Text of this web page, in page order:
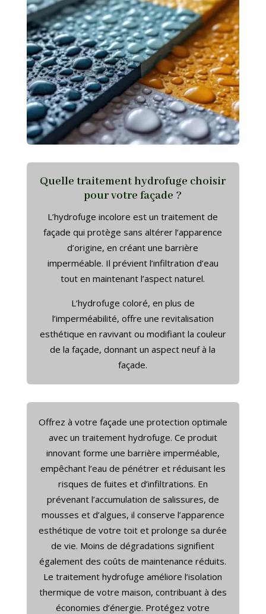
Quelle traitement hydrofuge choisir
pour votre façade ?
L’hydrofuge incolore est un traitement de
façade qui protège sans altérer l’apparence
d’origine, en créant une barrière
imperméable. Il prévient l’infiltration d’eau
tout en maintenant l’aspect naturel.
L’hydrofuge coloré, en plus de
l’imperméabilité, offre une revitalisation
esthétique en ravivant ou modifiant la couleur
de la façade, donnant un aspect neuf à la
façade.
Offrez à votre façade une protection optimale
avec un traitement hydrofuge. Ce produit
innovant forme une barrière imperméable,
empêchant l’eau de pénétrer et réduisant les
risques de fuites et d’infiltrations. En
prévenant l’accumulation de salissures, de
mousses et d’algues, il conserve l’apparence
esthétique de votre toit et prolonge sa durée
de vie. Moins de dégradations signifient
également des coûts de maintenance réduits.
Le traitement hydrofuge améliore l’isolation
thermique de votre maison, contribuant à des
économies d’énergie. Protégez votre